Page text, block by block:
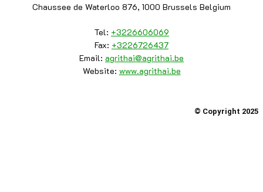
Chaussee de Waterloo 876, 1000 Brussels Belgium
Tel: +3226606069
Fax: +3226726437
Email: agrithai@agrithai.be
Website: www.agrithai.be
© Copyright 2025